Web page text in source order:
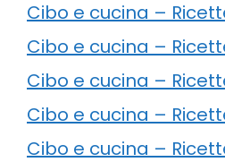
Cibo e cucina –
Cibo e cucina –
Cibo e cucina –
Cibo e cucina –
Cibo e cucina –